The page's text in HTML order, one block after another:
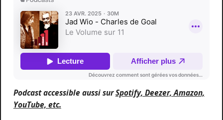
Podcast accessible aussi surSpotify, Deezer, Amazon,
YouTube, etc.